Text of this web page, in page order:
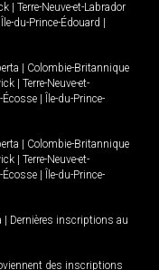
Terre-Neuve-et-Labrador
Île-du-Prince-Édouard
Colombie-Britannique
Terre-Neuve-et-
Écosse
Île-du-Prince-
Colombie-Britannique
Terre-Neuve-et-
Écosse
Île-du-Prince-
Dernières inscriptions au
des inscriptions